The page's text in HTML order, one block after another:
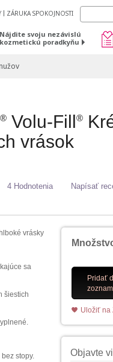
ZÁRUKA SPOKOJNOSTI
Nájdite svoju nezávislú
kozmetickú poradkyňu
® Volu-Fill®
vrások
4 Hodnotenia Napísať
Pridať
Uložiť na
Objavte
vrásky
sa
šiestich
stopy.